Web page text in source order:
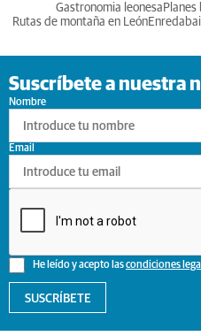
Gastronomia leonesa
Rutas de montaña en León
Suscríbete a nuestra
Nombre
He leído y acepto lascondiciones
Email
SUSCRÍBETE